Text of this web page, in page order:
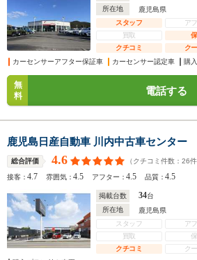
所在地
鹿児島県
スタッフ
ア
買取
クチコミ
ク
カーセンサーアフター保証車
カーセンサー認定車 購
無
料
電話する
鹿児島日産自動車 川内中古車センター
総合評価 4.6 （クチコミ件数： 26件
接客：4.7 雰囲気：4.5 アフター：4.5 品質：4.5
掲載台数 34台
所在地
鹿児島県
スタッフ
ア
買取
クチコミ
ク